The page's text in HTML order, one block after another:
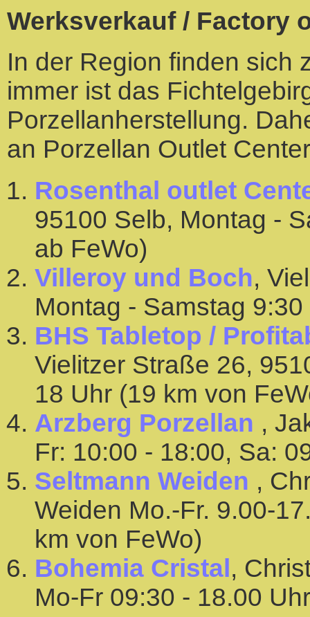
Werksverkauf / Factory
In der Region finden sich
immer ist das
Porzellanherstellung.
an Porzellan Outlet
Rosenthal outlet
95100 Selb, Montag -
ab FeWo)
Villeroy und Boch,
Montag - Samstag
BHS Tabletop /
Vielitzer Straße 26,
18 Uhr (19 km von
Arzberg Porzellan ,
Fr: 10:00 - 18:00, Sa:
Seltmann Weiden ,
Weiden Mo.-Fr. 9.00-
km von FeWo)
Bohemia Cristal ,
Mo-Fr 09:30 - 18.00